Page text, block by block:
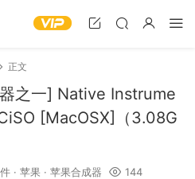
正文
之一] Native Instrume
[MacOSX]（3.08G
· 苹果 · 苹果合成器
144